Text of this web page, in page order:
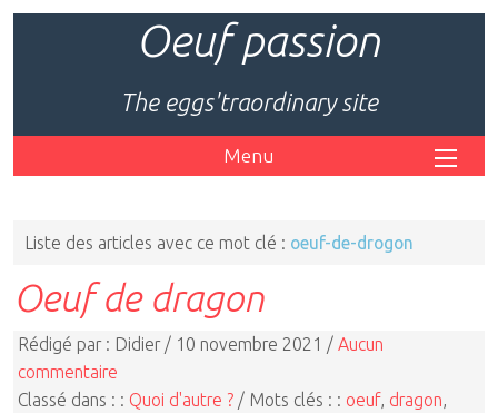
Oeuf passion
The eggs'traordinary site
Menu
Liste des articles avec ce mot clé : oeuf-de-drogon
Oeuf de dragon
Rédigé par : Didier / 10 novembre 2021 / Aucun
commentaire
Classé dans : : Quoi d'autre ? / Mots clés : : oeuf, dragon